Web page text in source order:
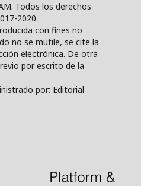
Todos los derechos
2020.
con fines no
no se mutile, se cite la
electrónica. De otra
por escrito de la
por: Editorial